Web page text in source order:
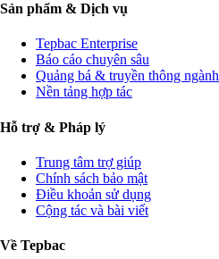
Sản phẩm & Dịch vụ
Tepbac Enterprise
Báo cáo chuyên sâu
Quảng bá & truyền thông ngành
Nền tảng hợp tác
Hỗ trợ & Pháp lý
Trung tâm trợ giúp
Chính sách bảo mật
Điều khoản sử dụng
Cộng tác và bài viết
Về Tepbac